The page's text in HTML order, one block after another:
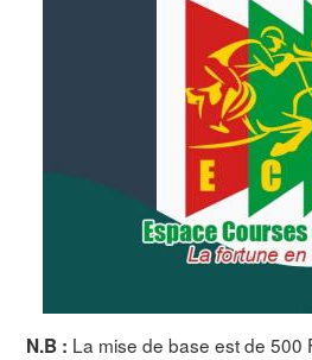
N.B : La mise de base est de 500